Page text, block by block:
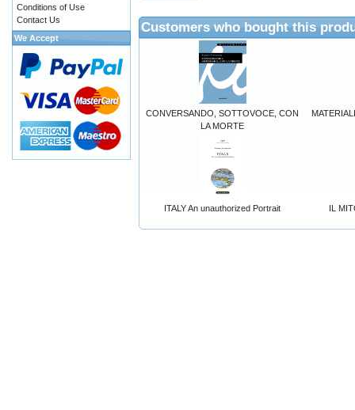
Customers who bought this
CONVERSANDO, SOTTOVOCE, CON
LA MORTE
ITALY An unauthorized Portrait IL
Conditions of Use
Contact Us
We Accept